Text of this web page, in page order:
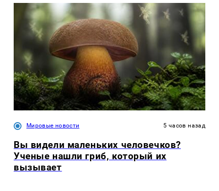
Мировые новости 5 часов назад
Вы видели маленьких человечков?
Ученые нашли гриб, который их
вызывает